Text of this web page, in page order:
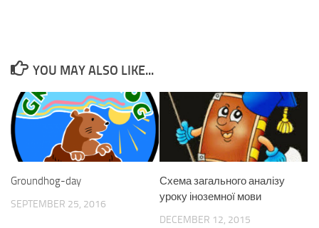
YOU MAY ALSO LIKE...
Groundhog-day
SEPTEMBER 25, 2016
Схема загального аналізу
уроку іноземної мови
DECEMBER 12, 2015